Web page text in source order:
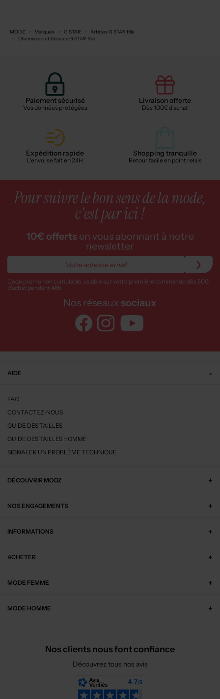
MODZ Marques G STAR
Articles G STAR fille
Chemisiers et blouses G STAR fille
Paiement sécurisé
Vos données protégées
Livraison offerte
Dès 100€ d'achat
Expédition rapide
L'envoi se fait en 24H
Shopping tranquille
Retour facile en point relais
Pour suivre le bon sens de la mode,
c'est par ici !
10€ offerts en vous abonnant à notre
newsletter
Code promo non cumulable, valable sur votre première commande dès 50€
d’achat pendant 48h
Nos réseaux sociaux
AIDE
FAQ
CONTACTEZ-NOUS
GUIDE DES TAILLES
GUIDE DES TAILLES HOMME
SIGNALER UN PROBLÈME TECHNIQUE
DÉCOUVRIR MODZ
NOS ENGAGEMENTS
INFORMATIONS
ACHETER
MODE FEMME
MODE HOMME
Nos clients nous font confiance
Découvrez tous nos avis